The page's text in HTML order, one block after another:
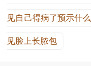
见自己得病了预示什么
见脸上长脓包